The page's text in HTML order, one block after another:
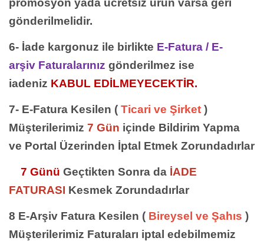
promosyon yada ücretsiz ürün varsa geri
gönderilmelidir.
6- İade kargonuz ile birlikte E-Fatura / E-
arşiv Faturalarınız gönderilmez ise
iadeniz KABUL EDİLMEYECEKTİR.
7- E-Fatura Kesilen ( Ticari ve Şirket )
Müşterilerimiz 7 Gün içinde Bildirim Yapma
ve Portal Üzerinden İptal Etmek Zorundadırlar
7 Günü Geçtikten Sonra da İADE
FATURASI Kesmek Zorundadırlar
8 E-Arşiv Fatura Kesilen ( Bireysel ve Şahıs )
Müşterilerimiz Faturaları iptal edebilmemiz